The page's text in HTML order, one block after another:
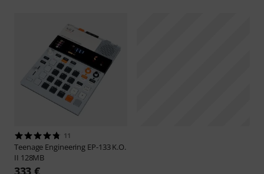
11
Teenage Engineering EP-133 K.O.
II 128MB